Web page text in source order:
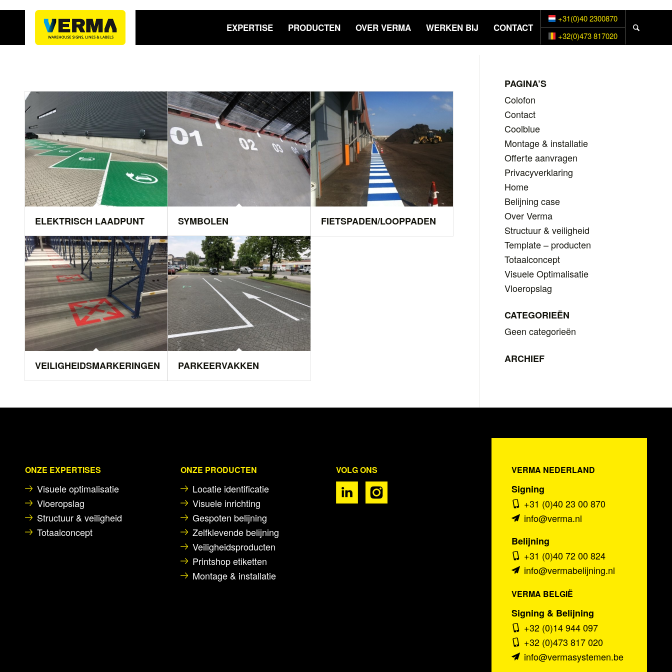
EXPERTISE PRODUCTEN OVER VERMA WERKEN BIJ CONTACT
+31(0)40 2300870
+32(0)473 817020
ELEKTRISCH LAADPUNT SYMBOLEN FIETSPADEN/LOOPPADEN
VEILIGHEIDSMARKERINGEN PARKEERVAKKEN
PAGINA’S
Colofon
Contact
Coolblue
Montage & installatie
Offerte aanvragen
Privacyverklaring
Home
Belijning case
Over Verma
Structuur & veiligheid
Template – producten
Totaalconcept
Visuele Optimalisatie
Vloeropslag
CATEGORIEËN
Geen categorieën
ARCHIEF
ONZE EXPERTISES
Visuele optimalisatie
Vloeropslag
Structuur & veiligheid
Totaalconcept
ONZE PRODUCTEN
Locatie identificatie
Visuele inrichting
Gespoten belijning
Zelfklevende belijning
Veiligheidsproducten
Printshop etiketten
Montage & installatie
VOLG ONS VERMA NEDERLAND
Signing
+31 (0)40 23 00 870
info@verma.nl
Belijning
+31 (0)40 72 00 824
info@vermabelijning.nl
VERMA BELGIË
Signing & Belijning
+32 (0)14 944 097
+32 (0)473 817 020
info@vermasystemen.be